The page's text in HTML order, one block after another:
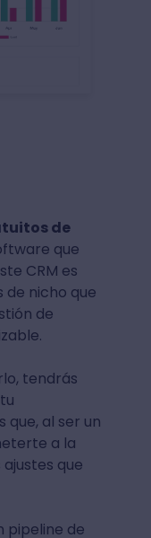
de
que
CRM es
nicho que
de
tendrás
al ser un
a la
que
pipeline de